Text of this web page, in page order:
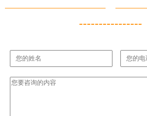
----------------